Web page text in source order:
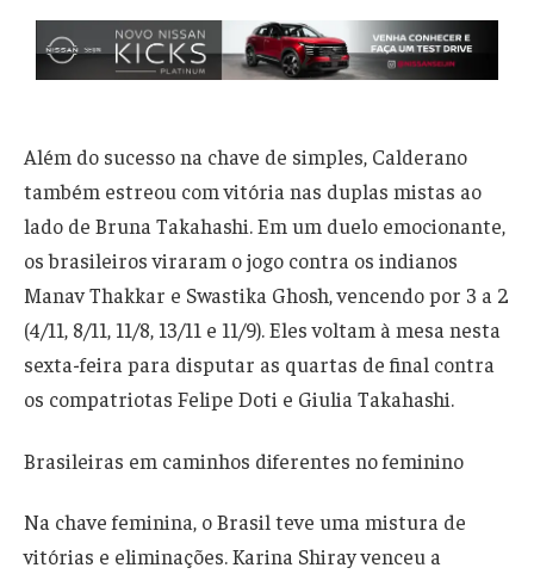
Além do sucesso na chave de simples, Calderano
também estreou com vitória nas duplas mistas ao
lado de Bruna Takahashi. Em um duelo emocionante,
os brasileiros viraram o jogo contra os indianos
Manav Thakkar e Swastika Ghosh, vencendo por 3 a 2
(4/11, 8/11, 11/8, 13/11 e 11/9). Eles voltam à mesa nesta
sexta-feira para disputar as quartas de final contra
os compatriotas Felipe Doti e Giulia Takahashi.
Brasileiras em caminhos diferentes no feminino
Na chave feminina, o Brasil teve uma mistura de
vitórias e eliminações. Karina Shiray venceu a